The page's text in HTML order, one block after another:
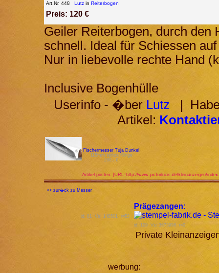
Art.Nr. 448 Lutz in Reiterbogen
Preis: 120 €
Geiler Reiterbogen, durch den
schnell. Ideal für Schiessen
Nur in liebevolle rechte Hand
Inclusive Bogenhülle
Userinfo - �ber Lutz |
Artikel:
Fischermesser Tuja Dunkel
115mm spitze Klinge
260,- €
Artikel posten: [URL=http://www.pictorlucis.de/kleinanzeigen/
<< zur�ck zu Messer
id: 81 Vs: 148501 r=53
Prägezangen:
id: 109 Vs: 3673996 r=0
Private
werbung: